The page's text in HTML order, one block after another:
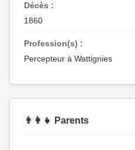
Décès :
1860
Profession(s) :
Percepteur à Wattignies
👨‍👩‍👧 Parents